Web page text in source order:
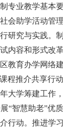
专业教学基本
会助学活动管
研究与实践。
内容和形式改
教育办学网络
程推介共享行
大学筹建工作
“智慧助老”优
行动。推进学